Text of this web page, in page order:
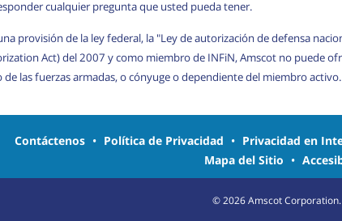
cualquier pregunta que usted pueda tener.
provisión de la ley federal, la "Ley de autorización de defensa
Act) del 2007 y como miembro de INFiN, Amscot no puede
las fuerzas armadas, o cónyuge o dependiente del miembro activo.
Contáctenos • Política de Privacidad • Privacidad en
Mapa del Sitio •
©2026Amscot